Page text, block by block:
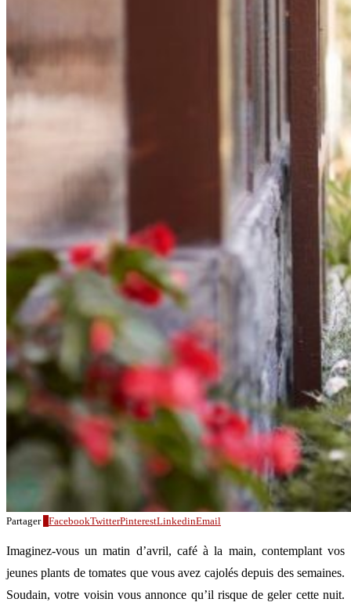
Partager FacebookTwitterPinterestLinkedinEmail
Imaginez-vous un matin d’avril, café à la main, contemplant vos
jeunes plants de tomates que vous avez cajolés depuis des semaines.
Soudain, votre voisin vous annonce qu’il risque de geler cette nuit.